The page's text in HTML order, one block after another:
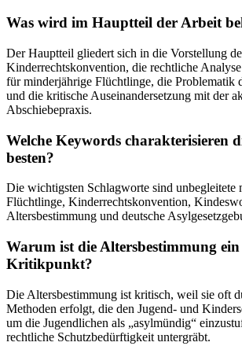
Was wird im Hauptteil der Arbeit
Der Hauptteil gliedert sich in die Vorstellung
Kinderrechtskonvention, die rechtliche
für minderjährige Flüchtlinge, die Problematik
und die kritische Auseinandersetzung mit der
Abschiebepraxis.
Welche Keywords charakterisieren
besten?
Die wichtigsten Schlagworte sind unbegleitete
Flüchtlinge, Kinderrechtskonvention,
Altersbestimmung und deutsche
Warum ist die Altersbestimmung
Kritikpunkt?
Die Altersbestimmung ist kritisch, weil sie oft
Methoden erfolgt, die den Jugend- und
um die Jugendlichen als „asylmündig“
rechtliche Schutzbedürftigkeit untergräbt.